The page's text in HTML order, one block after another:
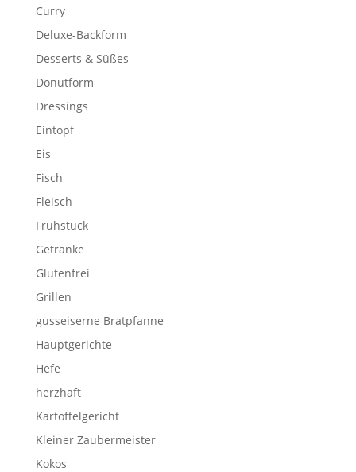
Curry
Deluxe-Backform
Desserts & Süßes
Donutform
Dressings
Eintopf
Eis
Fisch
Fleisch
Frühstück
Getränke
Glutenfrei
Grillen
gusseiserne Bratpfanne
Hauptgerichte
Hefe
herzhaft
Kartoffelgericht
Kleiner Zaubermeister
Kokos